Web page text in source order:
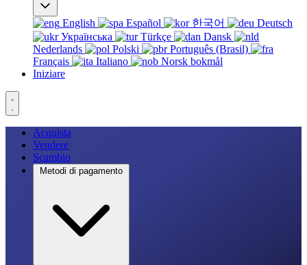
English Español 한국어
Deutsch
Українська
Türkçe
Dansk
Nederlands
Polski
Português (Brasil)
Français
Italiano
Norsk bokmål
Iniziare
Acquista
Vendere
Scambio
Metodi di pagamento